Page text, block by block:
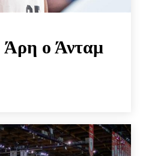
Άρη ο Άνταμ